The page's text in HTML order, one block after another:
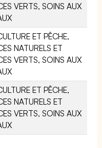
VERTS, SOINS AUX
ET PÊCHE,
NATURELS ET
VERTS, SOINS AUX
ET PÊCHE,
NATURELS ET
VERTS, SOINS AUX